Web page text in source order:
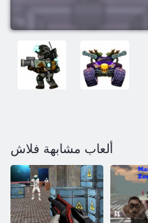
ألعاب مشابهة فلاش